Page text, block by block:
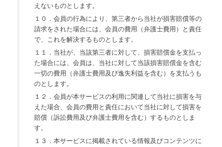
えないものとします。
１０．会員の行為により、第三者から当社が損害賠償等の
請求をされた場合には、会員の費用（弁護士費用）と責任
で、これを解決するものとします。
１１．当社が、当該第三者に対して、損害賠償金を支払っ
た場合には、会員は、当社に対して当該損害賠償金を含む
一切の費用（弁護士費用及び逸失利益を含む）を支払うも
のとします。
１２．会員が本サービスの利用に関連して当社に損害を与
えた場合、会員の費用と責任において当社に対して損害を
賠償（訴訟費用及び弁護士費用を含む）するものとしま
す。
１３．本サービスに掲載されている情報及びコンテンツに